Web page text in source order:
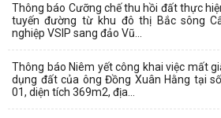
Thông báo Cưỡng chế thu hồi đất thực
tuyến đường từ khu đô thị Bắc sông
nghiệp VSIP sang đảo Vũ...
Thông báo Niêm yết công khai việc mất
dụng đất của ông Đồng Xuân Hằng tại
01, diện tích 369m2, địa...